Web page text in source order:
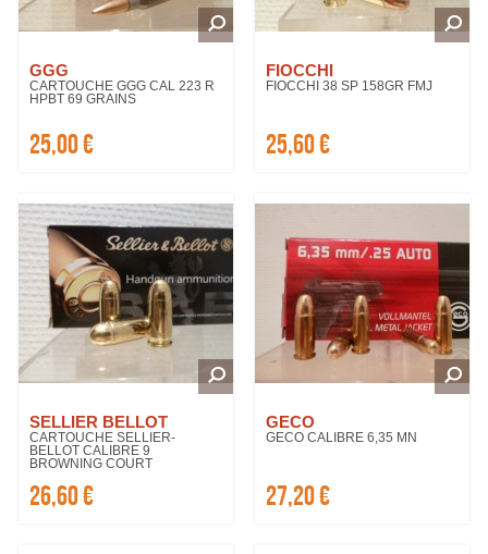
GGG
CARTOUCHE GGG CAL 223 R
HPBT 69 GRAINS
25,00 €
FIOCCHI
FIOCCHI 38 SP 158GR FMJ
25,60 €
SELLIER BELLOT
CARTOUCHE SELLIER-
BELLOT CALIBRE 9
BROWNING COURT
26,60 €
GECO
GECO CALIBRE 6,35 MN
27,20 €